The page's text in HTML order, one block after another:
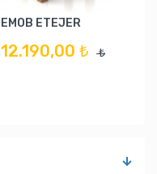
EMOB ETEJER
12.190,00 ₺ ₺